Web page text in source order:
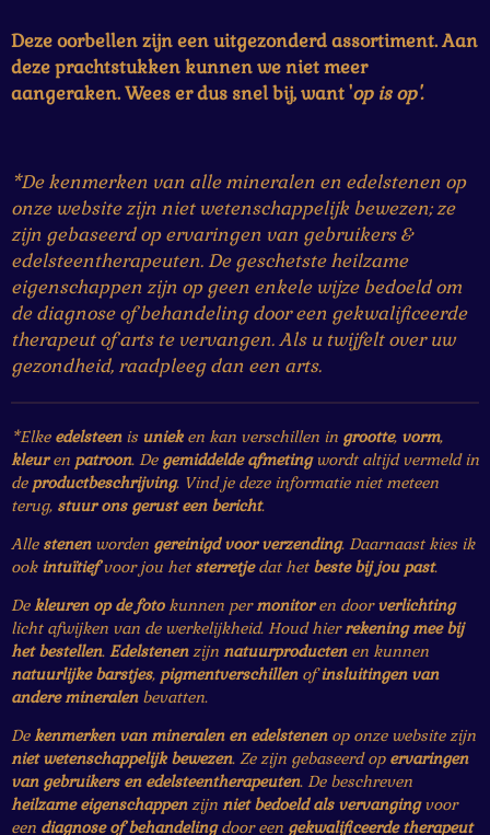
Deze oorbellen zijn een uitgezonderd assortiment. Aan
deze prachtstukken kunnen we niet meer
aangeraken. Wees er dus snel bij, want 'op is op'.
*De kenmerken van alle mineralen en edelstenen op
onze website zijn niet wetenschappelijk bewezen; ze
zijn gebaseerd op ervaringen van gebruikers &
edelsteentherapeuten. De geschetste heilzame
eigenschappen zijn op geen enkele wijze bedoeld om
de diagnose of behandeling door een gekwalificeerde
therapeut of arts te vervangen. Als u twijfelt over uw
gezondheid, raadpleeg dan een arts.
*Elke edelsteenis unieken kan verschillen in grootte, vorm,
kleuren patroon. De gemiddelde afmetingwordt altijd vermeld in
de productbeschrijving. Vind je deze informatie niet meteen
terug, stuur ons gerust een bericht.
Alle stenenworden gereinigd voor verzending. Daarnaast kies ik
ook intuïtiefvoor jou het sterretjedat het beste bij jou past.
Dekleuren op de fotokunnen permonitoren doorverlichting
licht afwijken van de werkelijkheid. Houd hierrekening mee bij
het bestellen. Edelstenenzijn natuurproductenen kunnen
natuurlijke barstjes, pigmentverschillenofinsluitingen van
andere mineralenbevatten.
Dekenmerken van mineralen en edelstenenop onze website zijn
niet wetenschappelijk bewezen. Ze zijn gebaseerd op ervaringen
van gebruikers en edelsteentherapeuten. De beschreven
heilzame eigenschappenzijn niet bedoeld als vervangingvoor
een diagnose of behandelingdoor een gekwalificeerde therapeut